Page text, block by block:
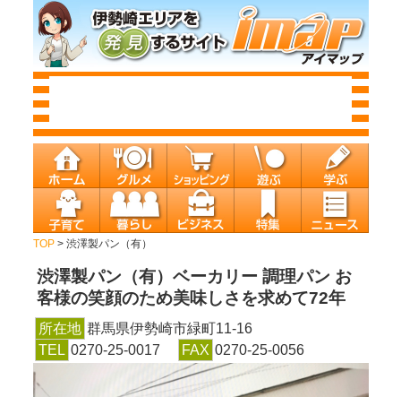
TOP> 渋澤製パン（有）
渋澤製パン（有） ベーカリー 調理パン お
客様の笑顔のため美味しさを求めて72年
所在地 群馬県伊勢崎市緑町11-16
TEL 0270-25-0017 FAX 0270-25-0056